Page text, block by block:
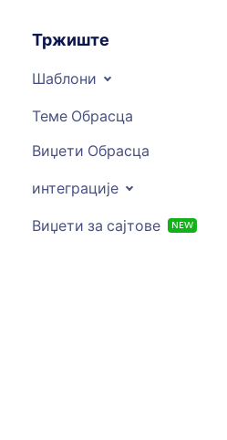
Тржиште
Шаблони
Теме Обрасца
Виџети Обрасца
интеграције
Виџети за сајтове NEW